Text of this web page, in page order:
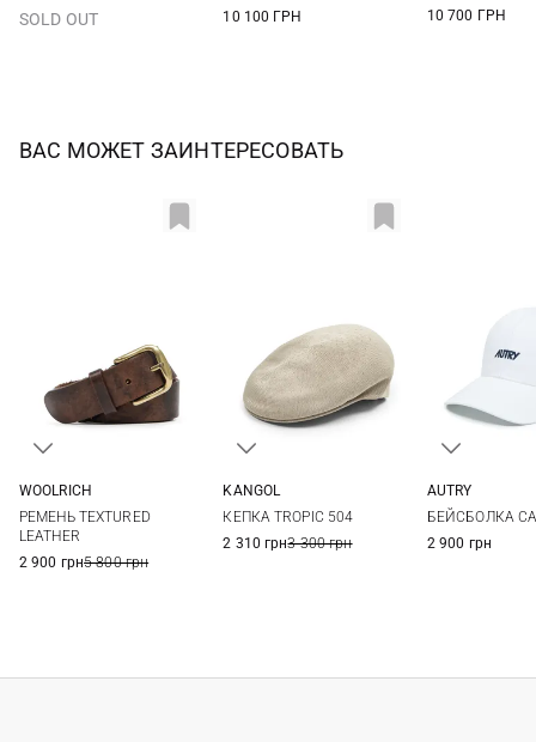
SOLD OUT
10 100 ГРН
10 700 ГРН
ВАС МОЖЕТ ЗАИНТЕРЕСОВАТЬ
WOOLRICH
РЕМЕНЬ TEXTURED
LEATHER
2 900 грн5 800 грн
KANGOL
КЕПКА TROPIC 504
2 310 грн3 300 грн
AUTRY
БЕЙСБОЛКА
2 900 грн